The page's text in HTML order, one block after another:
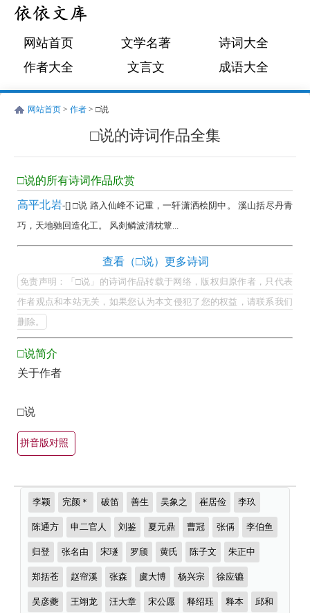
网站首页 文学名著
诗词大全
作者大全
文言文 成语大全
网站首页 > 作者 > □说
□说的诗词作品全集
□
说
的
诗
品
全
集
欣
赏
（全
部
有
锦）-
词
大
全
□说的所有诗词作品欣赏
高平北岩-[] □说 路入仙峰不记重，一轩潇洒桧阴中。 溪山括尽丹青
巧，天地驰回造化工。 风剡鳞波清枕簟...
说
的
最
美
最
有
古
诗
词
（精
首）
查看（□说）更多诗词
免责声明：「□说」的诗词作品转载于网络，版权归原作者，只代表
作者观点和本站无关，如果您认为本文侵犯了您的权益，请联系我们
删除。
□说简介
关于作者
□说
拼音版对照
推
荐
作
者
李颖 完颜＊ 破笛 善生 吴象之 崔居俭 李玖
陈通方 申二官人 刘鉴 夏元鼎 曹冠 张偁 李伯鱼
归登 张名由 宋璲 罗颀 黄氏 陈子文 朱正中
郑括苍 赵帘溪 张森 虞大博 杨兴宗 徐应镳
吴彦夔 王翊龙 汪大章 宋公愿 释绍珏 释本 邱和